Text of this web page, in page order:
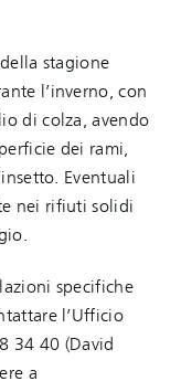
stagione
l’inverno, con
di colza, avendo
dei rami,
Eventuali
nei rifiuti solidi
specifiche
l’Ufficio
34 40 (David
a